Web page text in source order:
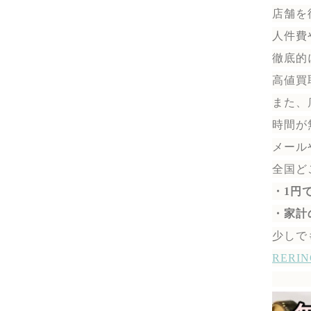
店舗を
人件
徹底的
高値買
また
時間が
メー
全国ど
・1円
・家
少しで